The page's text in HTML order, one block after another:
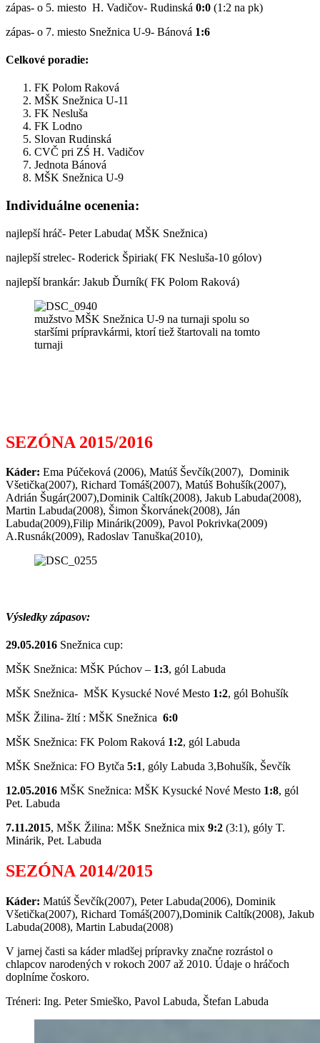
zápas- o 5. miesto H. Vadičov- Rudinská 0:0 (1:2 na pk)
zápas- o 7. miesto Snežnica U-9- Bánová 1:6
Celkové poradie:
FK Polom Raková
MŠK Snežnica U-11
FK Nesluša
FK Lodno
Slovan Rudinská
CVČ pri ZŚ H. Vadičov
Jednota Bánová
MŠK Snežnica U-9
Individuálne ocenenia:
najlepší hráč- Peter Labuda( MŠK Snežnica)
najlepší strelec- Roderick Špiriak( FK Nesluša-10 gólov)
najlepší brankár: Jakub Ďurník( FK Polom Raková)
mužstvo MŠK Snežnica U-9 na turnaji spolu so
staršími prípravkármi, ktorí tiež štartovali na tomto
turnaji
SEZÓNA 2015/2016
Káder: Ema Púčeková (2006), Matúš Ševčík(2007), Dominik
Všetička(2007), Richard Tomáš(2007), Matúš Bohušík(2007),
Adrián Šugár(2007),Dominik Caltík(2008), Jakub Labuda(2008),
Martin Labuda(2008), Šimon Škorvánek(2008), Ján
Labuda(2009),Filip Minárik(2009), Pavol Pokrivka(2009)
A.Rusnák(2009), Radoslav Tanuška(2010),
Výsledky zápasov:
29.05.2016 Snežnica cup:
MŠK Snežnica: MŠK Púchov – 1:3, gól Labuda
MŠK Snežnica- MŠK Kysucké Nové Mesto 1:2, gól Bohušík
MŠK Žilina- žltí : MŠK Snežnica 6:0
MŠK Snežnica: FK Polom Raková 1:2, gól Labuda
MŠK Snežnica: FO Bytča 5:1, góly Labuda 3,Bohušík, Ševčík
12.05.2016 MŠK Snežnica: MŠK Kysucké Nové Mesto 1:8, gól
Pet. Labuda
7.11.2015, MŠK Žilina: MŠK Snežnica mix 9:2 (3:1), góly T.
Minárik, Pet. Labuda
SEZÓNA 2014/2015
Káder: Matúš Ševčík(2007), Peter Labuda(2006), Dominik
Všetička(2007), Richard Tomáš(2007),Dominik Caltík(2008), Jakub
Labuda(2008), Martin Labuda(2008)
V jarnej časti sa káder mladšej prípravky značne rozrástol o
chlapcov narodených v rokoch 2007 až 2010. Údaje o hráčoch
doplníme čoskoro.
Tréneri: Ing. Peter Smieško, Pavol Labuda, Štefan Labuda